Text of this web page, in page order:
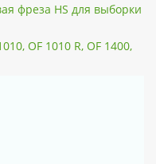
фреза HS для выборки
OF 1010 R, OF 1400,